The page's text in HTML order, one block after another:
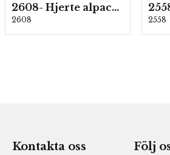
2608- Hjerte alpacka
2608 2558
Kontakta oss Följ